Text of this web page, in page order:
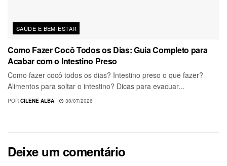
SAÚDE E BEM-ESTAR
Como Fazer Cocô Todos os Dias: Guia Completo para
Acabar com o Intestino Preso
Como fazer cocô todos os dias? Intestino preso o que fazer?
Alimentos para soltar o intestino? Dicas para evacuar...
POR CILENE ALBA 30/07/2026
Deixe um comentário